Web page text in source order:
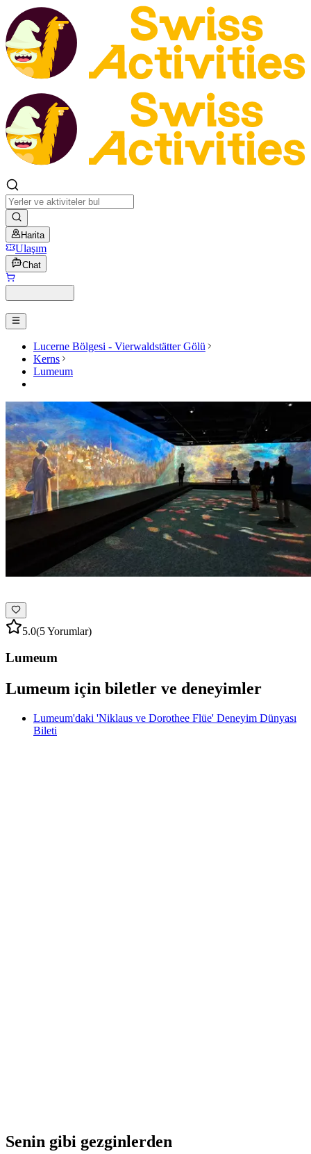
Harita
Ulaşım
Chat
Lucerne Bölgesi - Vierwaldstätter Gölü
Kerns
Lumeum
5.0(5 Yorumlar)
Lumeum
Lumeum için biletler ve deneyimler
Lumeum'daki 'Niklaus ve Dorothee Flüe' Deneyim Dünyası
Bileti
Senin gibi gezginlerden